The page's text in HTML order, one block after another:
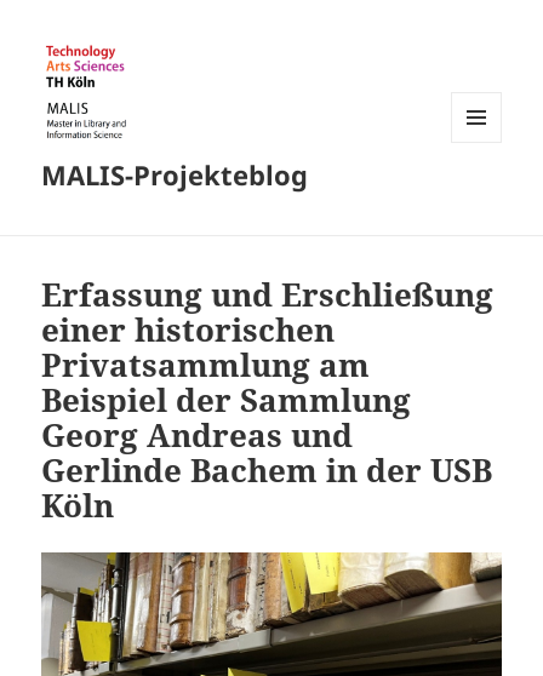
MALIS-Projekteblog
Erfassung und Erschließung
einer historischen
Privatsammlung am
Beispiel der Sammlung
Georg Andreas und
Gerlinde Bachem in der USB
Köln